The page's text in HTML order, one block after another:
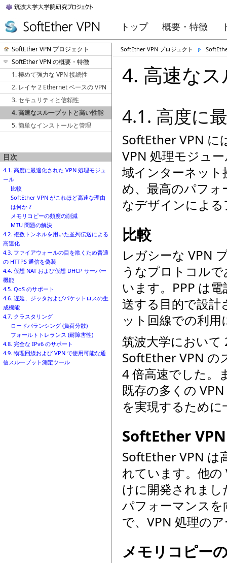
トップ 概要・特徴
SoftEther VPN プロジェクト
SoftEther VPN の概要・特徴
1. 極めて強力な VPN 接続性
2. レイヤ 2 Ethernet ベースの VPN
3. セキュリティと信頼性
4. 高速なスループットと高い性能
5. 簡単なインストールと管理
目次
4.1. 高度に最適化された VPN 処理モジュ
ール
比較
SoftEther VPN がこれほど高速な理由
は何か ?
メモリコピーの頻度の削減
MTU 問題の解決
4.2. 複数トンネルを用いた並列伝送による
高速化
4.3. ファイアウォールの目を欺くため普通
の HTTPS 通信を偽装
4.4. 仮想 NAT および仮想 DHCP サーバー
機能
4.5. QoS のサポート
4.6. 遅延、ジッタおよびパケットロスの生
成機能
4.7. クラスタリング
ロードバランシング (負荷分散)
フォールトトレランス (耐障害性)
4.8. 完全な IPv6 のサポート
4.9. 物理回線および VPN で使用可能な通
信スループット測定ツール
SoftEther VPN プロジェクト
4. 高速な
4.1. 高度に
SoftEther VPN に
VPN 処理モジュ
域インターネッ
め、最高のパフ
なデザインによ
比較
レガシーな VPN
うなプロトコル
います。PPP は
送する目的で設
ット回線での利
筑波大学において
SoftEther VPN の
4 倍高速でした。
既存の多くの
を実現するため
SoftEther
SoftEther VPN は
れています。他
けに開発されま
パフォーマンス
で、VPN 処理の
メモリコピー